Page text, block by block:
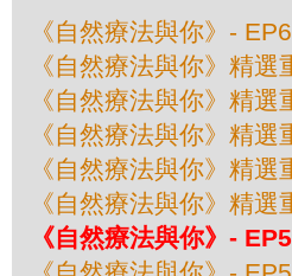
《自然療法與你》-
《自然療法與你》精
《自然療法與你》精
《自然療法與你》精
《自然療法與你》精
《自然療法與你》精
《自然療法與你》-